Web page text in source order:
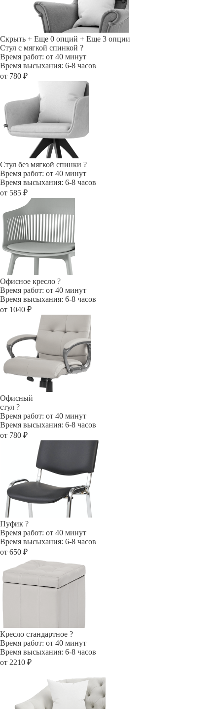
Скрыть + Еще 0 опций + Еще 3 опции
Стул с мягкой спинкой ?
Время работ: от 40 минут
Время высыхания: 6-8 часов
от 780 ₽
Стул без мягкой спинки ?
Время работ: от 40 минут
Время высыхания: 6-8 часов
от 585 ₽
Офисное кресло ?
Время работ: от 40 минут
Время высыхания: 6-8 часов
от 1040 ₽
Офисный
стул ?
Время работ: от 40 минут
Время высыхания: 6-8 часов
от 780 ₽
Пуфик ?
Время работ: от 40 минут
Время высыхания: 6-8 часов
от 650 ₽
Кресло стандартное ?
Время работ: от 40 минут
Время высыхания: 6-8 часов
от 2210 ₽